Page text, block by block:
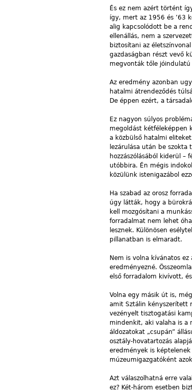
És ez nem azért történt
így, mert az 1956 és ’63
alig kapcsolódott be a
ellenállás, nem a
biztosítani az
gazdaságban részt vevő
megvonták tőle
Az eredmény azonban
hatalmi átrendeződés
De éppen ezért, a
Ez nagyon súlyos
megoldást kétféleképpen
a közbülső hatalmi
lezárulása után be
hozzászólásából kiderül
utóbbira. Én mégis
közülünk istenigazábol
Ha szabad az orosz
úgy látták, hogy a
kell mozgósítani a
forradalmat nem lehet
lesznek. Különösen
pillanatban is elmaradt.
Nem is volna kívánatos
eredményezné.
első forradalom kivívott,
Volna egy másik út is,
amit Sztálin kényszerített
vezényelt tisztogatási
mindenkit, aki valaha is a
áldozatokat „csupán”
osztály-hovatartozás
eredmények is
múzeumigazgatóként
Azt válaszolhatná erre
ez? Két-három esetben